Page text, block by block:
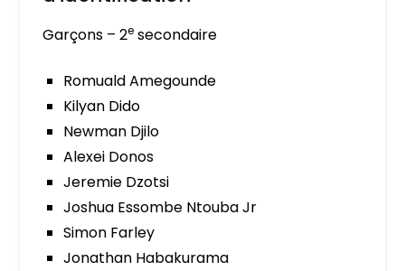
Garçons – 2e secondaire
Romuald Amegounde
Kilyan Dido
Newman Djilo
Alexei Donos
Jeremie Dzotsi
Joshua Essombe Ntouba Jr
Simon Farley
Jonathan Habakurama